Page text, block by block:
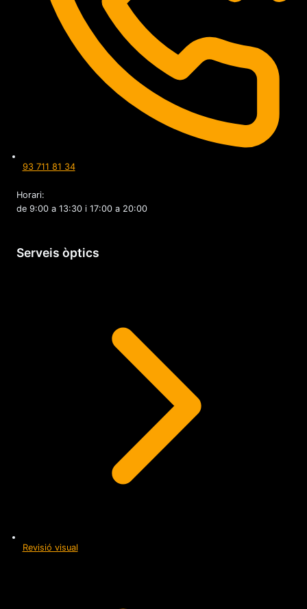
93 711 81 34
Horari:
de 9:00 a 13:30 i 17:00 a 20:00
Serveis òptics
Revisió visual